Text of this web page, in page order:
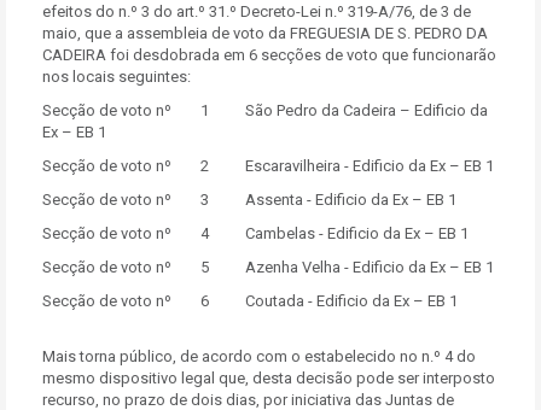
efeitos do n.º 3 do art.º 31.º Decreto-Lei n.º 319-A/76, de 3 de
maio, que a assembleia de voto da FREGUESIA DE S. PEDRO DA
CADEIRA foi desdobrada em 6 secções de voto que funcionarão
nos locais seguintes:
Secção de voto nº 1 São Pedro da Cadeira – Edificio da
Ex – EB 1
Secção de voto nº 2 Escaravilheira - Edificio da Ex – EB 1
Secção de voto nº 3 Assenta - Edificio da Ex – EB 1
Secção de voto nº 4 Cambelas - Edificio da Ex – EB 1
Secção de voto nº 5 Azenha Velha - Edificio da Ex – EB 1
Secção de voto nº 6 Coutada - Edificio da Ex – EB 1
Mais torna público, de acordo com o estabelecido no n.º 4 do
mesmo dispositivo legal que, desta decisão pode ser interposto
recurso, no prazo de dois dias, por iniciativa das Juntas de